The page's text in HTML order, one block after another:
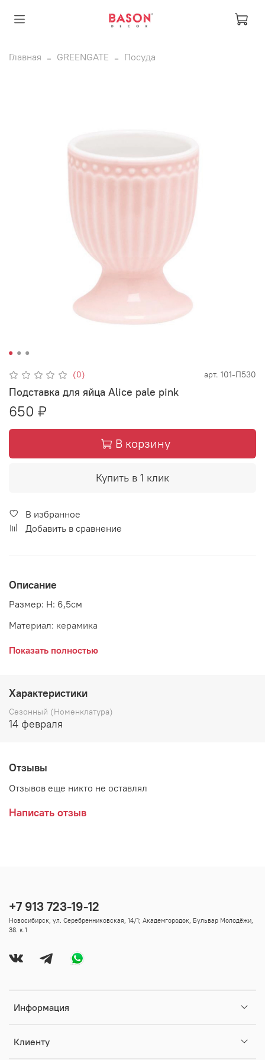
Главная GREENGATE Посуда
(0) арт. 101-П530
Подставка для яйца Alice pale pink
650 ₽
В корзину
Купить в 1 клик
В избранное
Добавить в сравнение
Описание
Размер: H: 6,5см
Материал: керамика
Страна: Дания
Показать полностью
Характеристики
Сезонный (Номенклатура)
14 февраля
Отзывы
Отзывов еще никто не оставлял
Написать отзыв
Информация
Клиенту
+7 913 723-19-12
Новосибирск, ул. Серебренниковская, 14/1; Академгородок, Бульвар Молодёжи,
38. к.1